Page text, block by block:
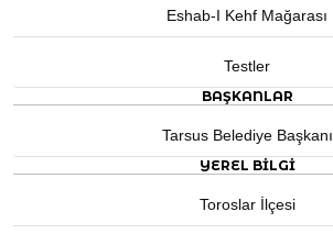
Eshab-I Kehf Mağarası
Testler
BAŞKANLAR
Tarsus Belediye Başkanı
YEREL BILGI
Toroslar İlçesi